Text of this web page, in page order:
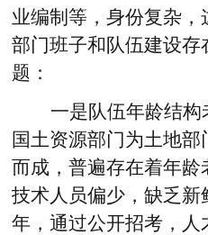
业编制等，身份复杂
部门班子和队伍建设存
题：
一是队伍年龄结构
国土资源部门为土地
而成，普遍存在着年
技术人员偏少，缺乏
年，通过公开招考，人